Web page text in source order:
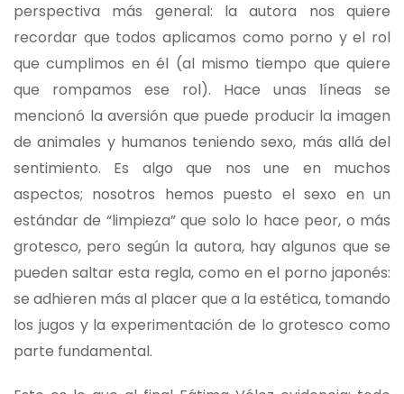
perspectiva más general: la autora nos quiere
recordar que todos aplicamos como porno y el rol
que cumplimos en él (al mismo tiempo que quiere
que rompamos ese rol). Hace unas líneas se
mencionó la aversión que puede producir la imagen
de animales y humanos teniendo sexo, más allá del
sentimiento. Es algo que nos une en muchos
aspectos; nosotros hemos puesto el sexo en un
estándar de “limpieza” que solo lo hace peor, o más
grotesco, pero según la autora, hay algunos que se
pueden saltar esta regla, como en el porno japonés:
se adhieren más al placer que a la estética, tomando
los jugos y la experimentación de lo grotesco como
parte fundamental.